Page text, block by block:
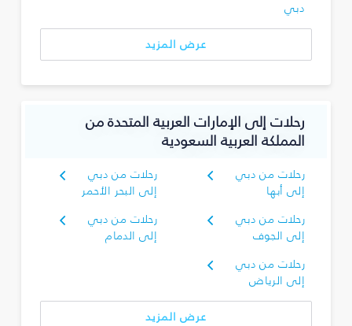
دبي
عرض المزيد
رحلات إلى الإمارات العربية المتحدة من
المملكة العربية السعودية
رحلات من دبي
إلى أبها
رحلات من دبي
إلى البحر الأحمر
رحلات من دبي
إلى الجوف
رحلات من دبي
إلى الدمام
رحلات من دبي
إلى الرياض
عرض المزيد